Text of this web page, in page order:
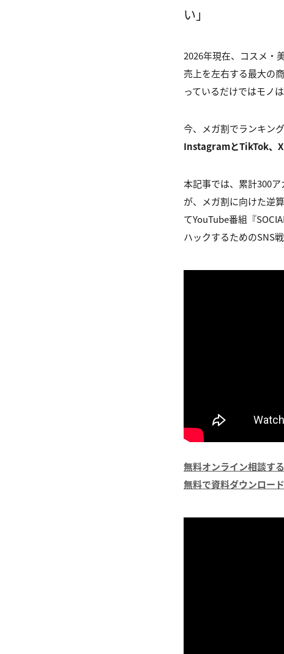
い」
2026年現在、コスメ・
売上を左右する最大の
っているだけではモノは
今、メガ割でランキン
InstagramとTikTok、X
本記事では、累計300
が、メガ割に向けた逆
てYouTube番組『
ハックするためのSNS
無料オンライン相談す
無料で資料ダウンロー